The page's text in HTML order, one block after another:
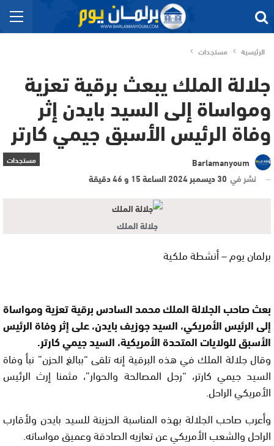
الرئيسية مستجدات
جلالة الملك يبعث برقية تعزية
ومواساة إلى السيد بايدن إثر
وفاة الرئيس الأسبق جيمي كارتر
مستجدات
Barlamanyoum
نشر في 30 ديسمبر 2024 الساعة 15 و 46 دقيقة
جلالة الملك
برلمان يوم – أنشطة ملكية
بعث صاحب الجلالة الملك محمد السادس برقية تعزية ومواساة
إلى الرئيس الأمريكي، السيد جوزيف بايدن، على إثر وفاة الرئيس
الأسبق للولايات المتحدة الأمريكية، السيد جيمي كارتر.
وقال جلالة الملك في هذه البرقية إنه تلقى “ببالغ الحزن” نبأ وفاة
السيد جيمي كارتر، “رجل المصالحة والحوار”، مثمنا إرث الرئيس
الأمريكي الراحل.
وأعرب صاحب الجلالة بهذه المناسبة الحزينة للسيد بايدن ولأقارب
الراحل والشعب الأمريكي عن تعازيه الصادقة وعميق مواساته.